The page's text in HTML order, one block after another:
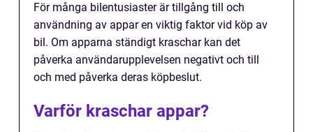
För många bilentusiaster är tillgång till och
användning av appar en viktig faktor vid köp av
bil. Om apparna ständigt kraschar kan det
påverka användarupplevelsen negativt och till
och med påverka deras köpbeslut.
Varför kraschar appar?